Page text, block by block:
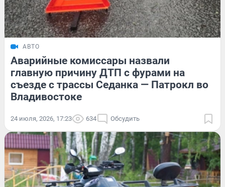
АВТО
Аварийные комиссары назвали
главную причину ДТП с фурами на
съезде с трассы Седанка — Патрокл во
Владивостоке
24 июля, 2026, 17:23 634 Обсудить